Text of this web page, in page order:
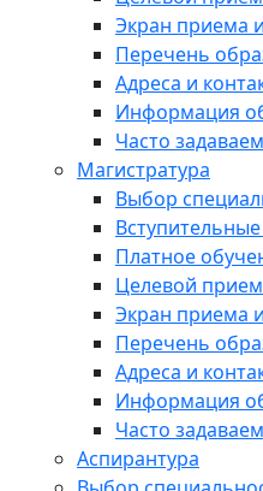
Экран приема
Перечень
Адреса и
Информация
Часто
Магистратура
Выбор
Платное
Целевой прием
Экран приема
Перечень
Адреса и
Информация
Часто
Аспирантура